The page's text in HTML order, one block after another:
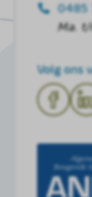
0485
Ma.
Volg ons